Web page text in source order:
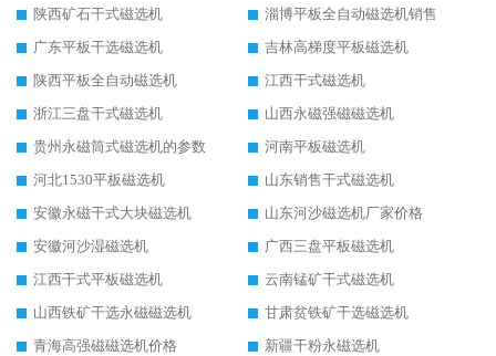
陕西矿石干式磁选机
淄博平板全自动磁选机销售
广东平板干选磁选机
吉林高梯度平板磁选机
陕西平板全自动磁选机
江西干式磁选机
浙江三盘干式磁选机
山西永磁强磁磁选机
贵州永磁筒式磁选机的参数
河南平板磁选机
河北1530平板磁选机
山东销售干式磁选机
安徽永磁干式大块磁选机
山东河沙磁选机厂家价格
安徽河沙湿磁选机
广西三盘平板磁选机
江西干式平板磁选机
云南锰矿干式磁选机
山西铁矿干选永磁磁选机
甘肃贫铁矿干选磁选机
青海高强磁磁选机价格
新疆干粉永磁选机